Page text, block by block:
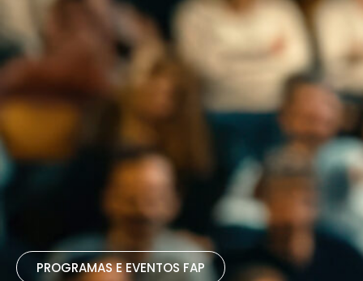
PROGRAMAS E EVENTOS FAP